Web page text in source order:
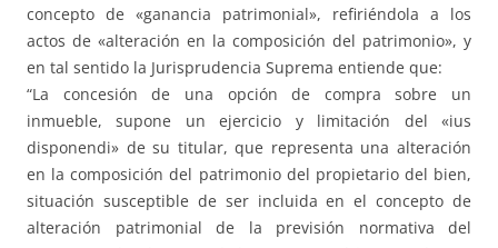
concepto de «ganancia patrimonial», refiriéndola a los
actos de «alteración en la composición del patrimonio», y
en tal sentido la Jurisprudencia Suprema entiende que:
“La concesión de una opción de compra sobre un
inmueble, supone un ejercicio y limitación del «ius
disponendi» de su titular, que representa una alteración
en la composición del patrimonio del propietario del bien,
situación susceptible de ser incluida en el concepto de
alteración patrimonial de la previsión normativa del